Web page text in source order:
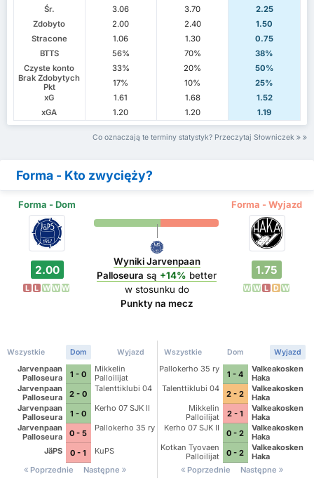
Śr.
3.06 3.70
2.25
Zdobyto
2.00 2.40
1.50
Stracone
1.06 1.30
0.75
BTTS
56% 70%
38%
Czyste konto
33% 20%
50%
Brak Zdobytych
Pkt
17% 10%
25%
xG
1.61 1.68
1.52
xGA
1.20 1.20 1.19
Co oznaczają te terminy statystyk? Przeczytaj Słowniczek
Forma - Kto zwycięży?
Forma - Dom Forma - Wyjazd
2.00
L L W W W
Wyniki Jarvenpaan
Palloseura są +14% better
w stosunku do
Punkty na mecz
1.75
W W L D W
Wszystkie Dom Wyjazd
Jarvenpaan
Palloseura
1 - 0
Mikkelin
Palloilijat
Jarvenpaan
Palloseura
2 - 0
Talenttiklubi 04
Jarvenpaan
Palloseura
1 - 0
Kerho 07 SJK II
Jarvenpaan
Palloseura
0 - 5
Pallokerho 35 ry
JäPS 0 - 1
KuPS
Poprzednie
Następne
Wszystkie Dom Wyjazd
Pallokerho 35 ry
1 - 4
Valkeakosken
Haka
Talenttiklubi 04
2 - 2
Valkeakosken
Haka
Mikkelin
Palloilijat
2 - 1
Valkeakosken
Haka
Kerho 07 SJK II
0 - 2
Valkeakosken
Haka
Kotkan Tyovaen
Palloilijat
0 - 2
Valkeakosken
Haka
Poprzednie
Następne